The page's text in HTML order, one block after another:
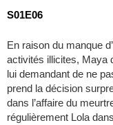
S01E06
En raison du manque
activités illicites, Maya
lui demandant de ne
prend la décision
dans l’affaire du
régulièrement Lola